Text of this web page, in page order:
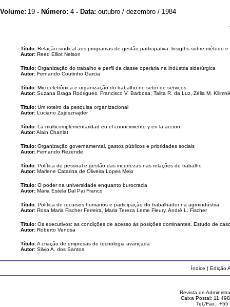
Volume: 19 - Número: 4 - Data: outubro / dezembro / 1984
Título: Relação sindical aos programas de gestão participativa: lnsigths sobre método
Autor: Reed Elliot Nelson
Título: Organização do trabalho e perfil da classe operária na indústria siderúrgica
Autor: Fernando Coutinho Garcia
Título: Microeletrônica e organização do trabalho no setor de serviços
Autor: Suzana Braga Rodrigues, Francisco V. Barbosa, Talita R. da Luz, Zélia M.
Título: Um roteiro da pesquisa organizacional
Autor: Luciano Zajdsznajder
Título: La multicomplementaridad en el conocimiento y en la accion
Autor:Alain Chanlat
Título: Organização governamental, gastos públicos e prioridades sociais
Autor: Fernando Rezende
Título: Política de pessoal e gestão das incertezas nas relações de trabalho
Autor: Marlene Catarina de Oliveira Lopes Melo
Título: O poder na universidade enquanto burocracia
Autor: Maria Estela Dal Pai Franco
Título: Política de recursos humanos e participação do trabalhador na agroindústria
Autor: Rosa Maria Fischer Ferreira, Maria Tereza Leme Fleury, André L. Fischer
Título: Os executivos: as condições de acesso às posições dominantes. Estudo de
Autor: Roberto Venosa
Título:A criação de empresas de tecnologia avançada
Autor: Silvio A. dos Santos
Índice | Edição
Revista de
Caixa Postal:
Tel./Fax.: